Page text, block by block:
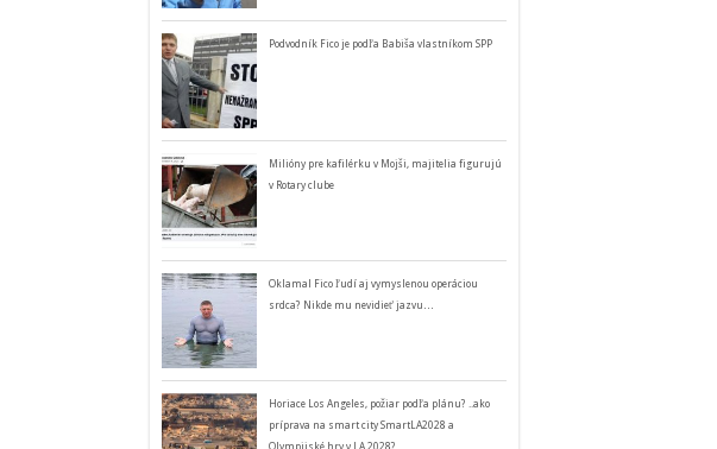
Podvodník Fico je podľa Babiša vlastníkom SPP
Milióny pre kafilérku v Mojši, majitelia figurujú
v Rotary clube
Oklamal Fico ľudí aj vymyslenou operáciou
srdca? Nikde mu nevidieť jazvu…
Horiace Los Angeles, požiar podľa plánu? ..ako
príprava na smart city SmartLA2028 a